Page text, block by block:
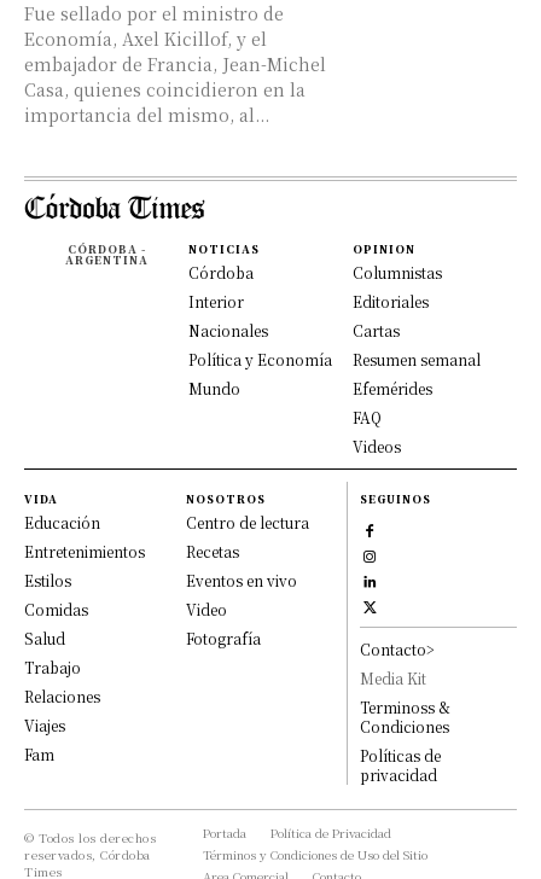
Fue sellado por el ministro de
Economía, Axel Kicillof, y el
embajador de Francia, Jean-Michel
Casa, quienes coincidieron en la
importancia del mismo, al...
CÓRDOBA -
ARGENTINA
NOTICIAS
Córdoba
Interior
Nacionales
Política y Economía
Mundo
OPINION
Columnistas
Editoriales
Cartas
Resumen semanal
Efemérides
FAQ
Videos
VIDA
Educación
Entretenimientos
Estilos
Comidas
Salud
Trabajo
Relaciones
Viajes
Fam
NOSOTROS
Centro de lectura
Recetas
Eventos en vivo
Video
Fotografía
SEGUINOS
Contacto>
Media Kit
Terminoss &
Condiciones
Políticas de
privacidad
© Todos los derechos
reservados, Córdoba
Times
Portada
Política de Privacidad
Términos y Condiciones de Uso del Sitio